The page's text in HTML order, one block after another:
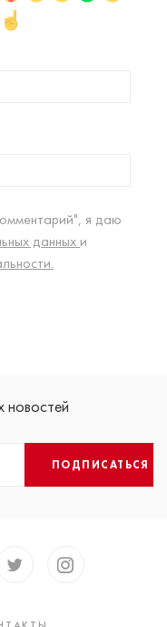
я даю
данных и
новостей
ПОДПИСАТЬСЯ